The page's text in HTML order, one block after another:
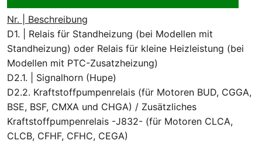
Nr. | Beschreibung
D1. | Relais für Standheizung (bei Modellen mit
Standheizung) oder Relais für kleine Heizleistung (bei
Modellen mit PTC-Zusatzheizung)
D2.1. | Signalhorn (Hupe)
D2.2. Kraftstoffpumpenrelais (für Motoren BUD, CGGA,
BSE, BSF, CMXA und CHGA) / Zusätzliches
Kraftstoffpumpenrelais -J832- (für Motoren CLCA,
CLCB, CFHF, CFHC, CEGA)